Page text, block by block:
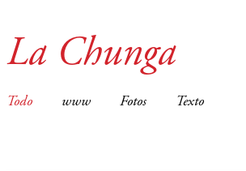
La Chunga
Todo www Fotos Texto